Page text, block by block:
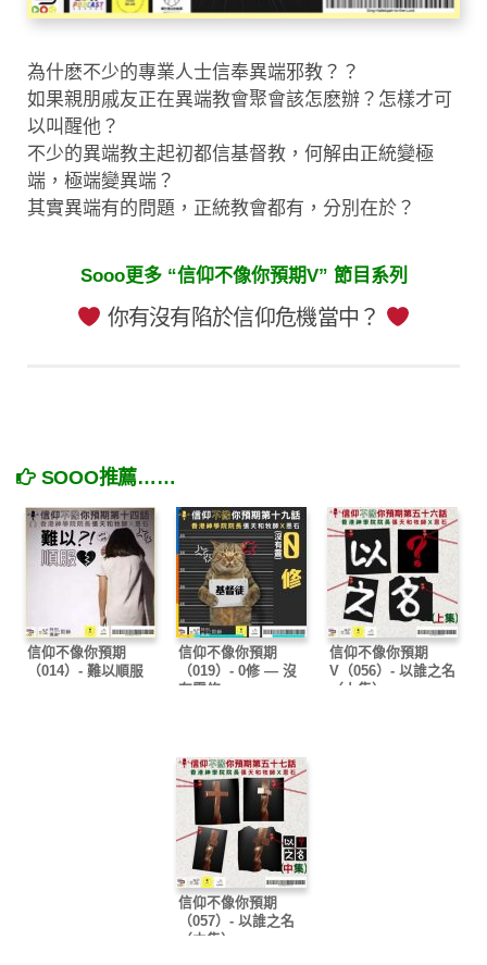
為什麽不少的專業人士信奉異端邪教？？
如果親朋戚友正在異端教會聚會該怎麽辦？怎樣才可
以叫醒他？
不少的異端教主起初都信基督教，何解由正統變極
端，極端變異端？
其實異端有的問題，正統教會都有，分別在於？
Sooo更多 “信仰不像你預期V” 節目系列
你有沒有陷於信仰危機當中？
SOOO推薦……
信仰不像你預期
（014）- 難以順服
信仰不像你預期
（019）- 0修 — 沒
有靈修
信仰不像你預期
V（056）- 以誰之名
（上集）
信仰不像你預期
（057）- 以誰之名
（中集）